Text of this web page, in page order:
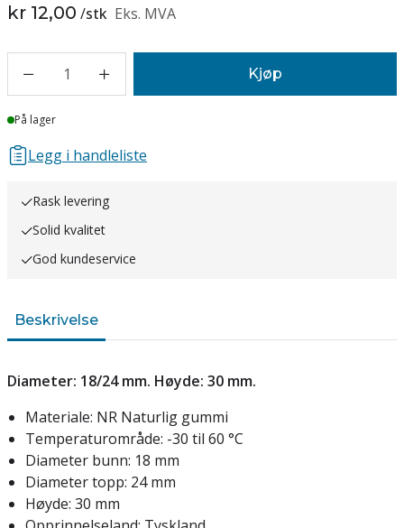
kr 12,00 /stk Eks. MVA
1 Kjøp
Lager
På lager
Legg i handleliste
Rask levering
Solid kvalitet
God kundeservice
Beskrivelse
Diameter: 18/24 mm. Høyde: 30 mm.
Materiale: NR Naturlig gummi
Temperaturområde: -30 til 60 °C
Diameter bunn: 18 mm
Diameter topp: 24 mm
Høyde: 30 mm